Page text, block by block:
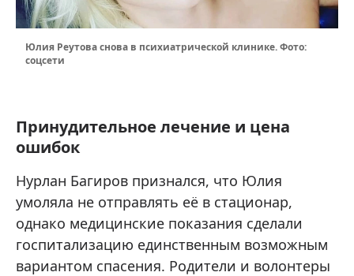
Юлия Реутова снова в психиатрической клинике. Фото:
соцсети
Принудительное лечение и цена
ошибок
Нурлан Багиров признался, что Юлия
умоляла не отправлять её в стационар,
однако медицинские показания сделали
госпитализацию единственным возможным
вариантом спасения. Родители и волонтеры